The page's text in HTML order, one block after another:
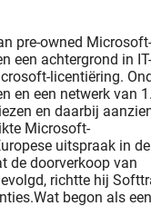
pre-owned Microsoft-
een achtergrond in
licentiëring.
en een netwerk van
en daarbij
Microsoft-
uitspraak in
de doorverkoop van
richtte hij
begon als een